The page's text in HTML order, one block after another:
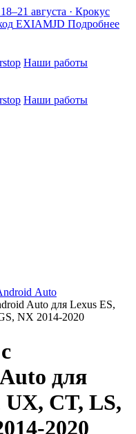
18–21 августа · Крокус
EXIAMJD Подробнее
Наши работы
Наши работы
Auto
Auto для Lexus ES,
NX 2014-2020
для
UX, CT, LS,
2020